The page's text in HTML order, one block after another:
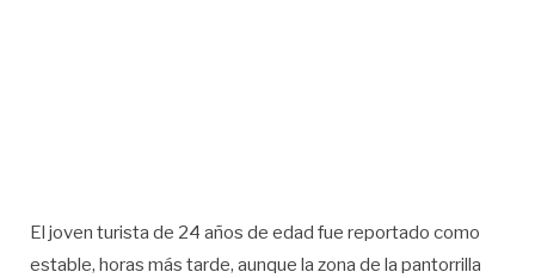
El joven turista de 24 años de edad fue reportado como
estable, horas más tarde, aunque la zona de la pantorrilla